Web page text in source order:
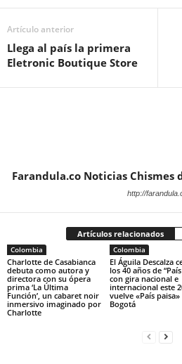
Artículo anterior
Llega al país la primera
Eletronic Boutique Store
Farandula.co Noticias Chismes
http://
Artículos relacionados
Colombia
Charlotte de Casabianca
debuta como autora y
directora con su ópera
prima ‘La Última
Función’, un cabaret noir
inmersivo imaginado por
Charlotte
Colombia
El Águila Descalza
los 40 años de
con gira nacional e
internacional este
vuelve «País paisa»
Bogotá